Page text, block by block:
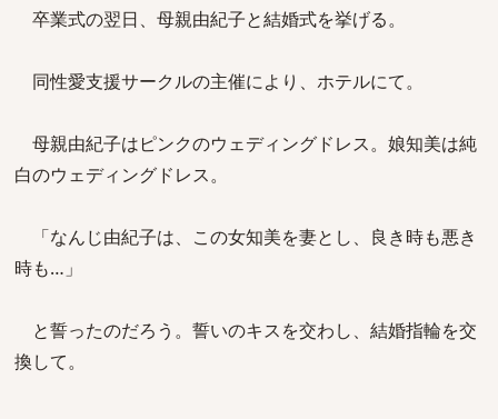
卒業式の翌日、母親由紀子と結婚式を挙げる。
同性愛支援サークルの主催により、ホテルにて。
母親由紀子はピンクのウェディングドレス。娘知美は純
白のウェディングドレス。
「なんじ由紀子は、この女知美を妻とし、良き時も悪き
時も…」
と誓ったのだろう。誓いのキスを交わし、結婚指輪を交
換して。